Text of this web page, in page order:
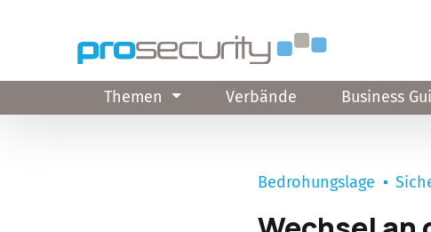
Themen Verbände Business
Bedrohungslage